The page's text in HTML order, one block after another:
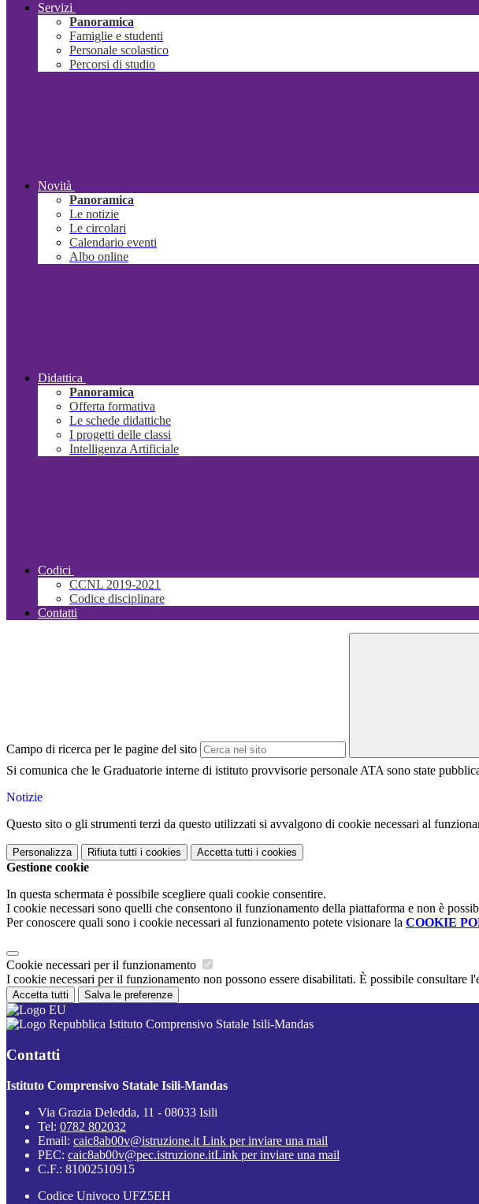
Servizi
Panoramica
Famiglie e studenti
Personale scolastico
Percorsi di studio
Novità
Panoramica
Le notizie
Le circolari
Calendario eventi
Albo online
Didattica
Panoramica
Offerta formativa
Le schede didattiche
I progetti delle classi
Intelligenza Artificiale
Codici
CCNL 2019-2021
Codice disciplinare
Contatti
Campo di ricerca per le pagine del sito
Si comunica che le Graduatorie interne di istituto provvisorie personale ATA sono state
Notizie
Questo sito o gli strumenti terzi da questo utilizzati si avvalgono di cookie necessari al
Personalizza Rifiuta tutti i cookies Accetta tutti i cookies
Gestione cookie
In questa schermata è possibile scegliere quali cookie consentire.
I cookie necessari sono quelli che consentono il funzionamento della piattaforma e non è
Per conoscere quali sono i cookie necessari al funzionamento potete visionare la COOKIE
Cookie necessari per il funzionamento
I cookie necessari per il funzionamento non possono essere disabilitati. È possibile consultare
Accetta tutti Salva le preferenze
Istituto Comprensivo Statale Isili-Mandas
Contatti
Istituto Comprensivo Statale Isili-Mandas
Via Grazia Deledda, 11 - 08033 Isili
Tel: 0782 802032
Email: caic8ab00v@istruzione.it Link per inviare una mail
PEC: caic8ab00v@pec.istruzione.itLink per inviare una mail
C.F.: 81002510915
Codice Univoco UFZ5EH